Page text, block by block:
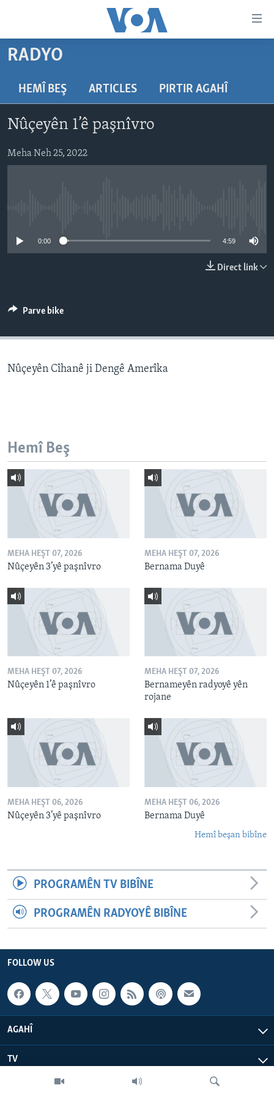
Yekser
here
naveroka
serekî
here
serekî
NÛÇE
FOTO GALERÎ
RADYO
AMERÎKA
TIRKÎYE
ROJHILATA NAVÎN
SERNIVÎS
Learning English
Zimanên Din
RADYO
HEMÎ BEŞ ARTICLES PIRTIR AGAHÎ
Nûçeyên 1’ê paşnîvro
Meha Neh 25, 2022
0:00 4:59
Direct link
Parve bike
Nûçeyên Cîhanê ji Dengê Amerîka
Hemî Beş
MEHA HEŞT 07, 2026
Nûçeyên 3’yê paşnîvro
MEHA HEŞT 07, 2026
Bernama Duyê
MEHA HEŞT 07, 2026
Nûçeyên 1’ê paşnîvro
MEHA HEŞT 07, 2026
Bernameyên radyoyê yên
rojane
MEHA HEŞT 06, 2026
Nûçeyên 3’yê paşnîvro
MEHA HEŞT 06, 2026
Bernama Duyê
Hemî beşan bibîne
PROGRAMÊN TV BIBÎNE
PROGRAMÊN RADYOYÊ BIBÎNE
FOLLOW US
AGAHÎ
TV